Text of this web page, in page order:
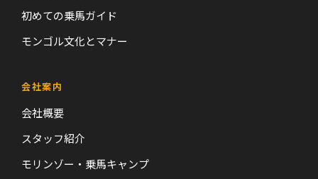
初めての乗馬ガイド
モンゴル文化とマナー
会社案内
会社概要
スタッフ紹介
モリンゾー・乗馬キャンプ